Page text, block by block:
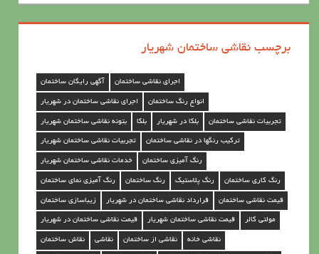
ش
ی
س
ن
د
ر
برچسب نقاشی ساختمان شهریار
آگهی رایگان ساختمان اجرای نقاشی ساختمان
اجرای نقاشی ساختمان در شهریار انواع رنگ ساختمان
بتونه نقاشی ساختمان شهریار بلکا بلکا در شهریار تجربیات نقاشی ساختمان
تجربیات نقاشی ساختمان شهریار ترکیب رنگها در نقاشی ساختمان
خدمات نقاشی ساختمان شهریار رنگ آمیزی ساختمان
رنگ آمیزی نمای ساختمان رنگ ساختمان رنگ پلاستیک رنگ کاری ساختمان
زیباسازی ساختمان قرارداد نقاشی ساختمان در شهریار قیمت نقاشی ساختمان
قیمت نقاشی ساختمان در شهریار قیمت نقاشی ساختمان شهریار مولتی کالر
نقاش ساختمان نقاشی نقاشی از ساختمان نقاشی خانه